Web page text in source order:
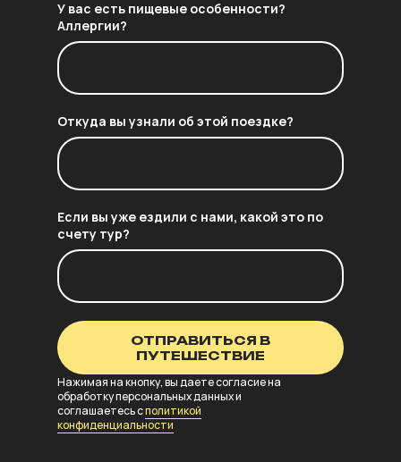
У вас есть пищевые особенности?
Аллергии?
Откуда вы узнали об этой поездке?
Если вы уже ездили с нами, какой это по
счету тур?
ОТПРАВИТЬСЯ В
ПУТЕШЕСТВИЕ
Нажимая на кнопку, вы даете согласие на
обработку персональных данных и
соглашаетесь сполитикой
конфиденциальности